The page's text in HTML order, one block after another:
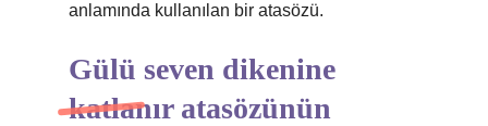
anlamında kullanılan bir atasözü.
Gülü seven dikenine
katlanır atasözünün